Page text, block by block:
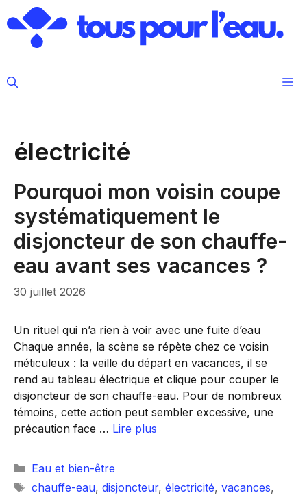
au
contenu
électricité
Pourquoi mon voisin coupe
systématiquement le
disjoncteur de son chauffe-
eau avant ses vacances ?
30 juillet 2026
Un rituel qui n’a rien à voir avec une fuite d’eau
Chaque année, la scène se répète chez ce voisin
méticuleux : la veille du départ en vacances, il se
rend au tableau électrique et clique pour couper le
disjoncteur de son chauffe-eau. Pour de nombreux
témoins, cette action peut sembler excessive, une
précaution face … Lire plus
Catégories
Eau et bien-être
Étiquettes
chauffe-eau, disjoncteur, électricité, vacances,